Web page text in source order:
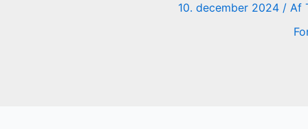
10. december 2024 / Af